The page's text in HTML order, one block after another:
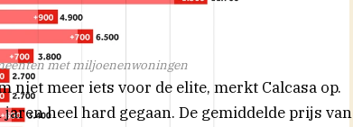
met miljoenenwoningen
niet meer iets voor de elite, merkt Calcasa op.
heel hard gegaan. De gemiddelde prijs van